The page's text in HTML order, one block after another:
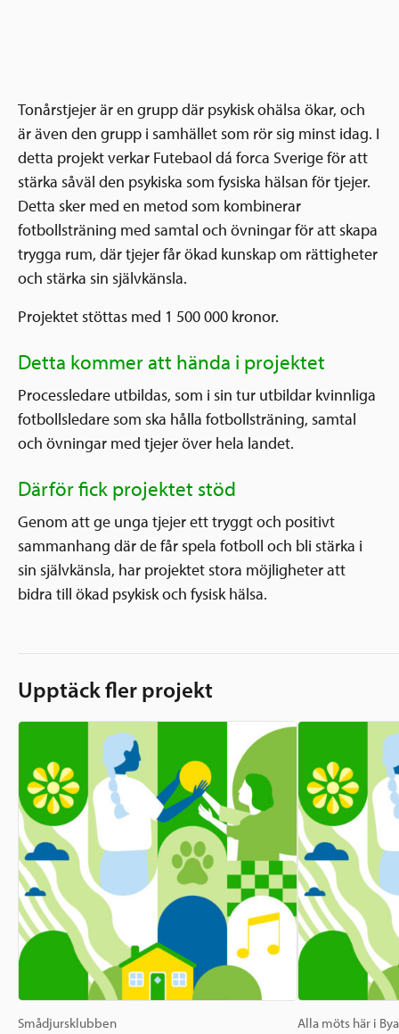
Tonårstjejer är en grupp där psykisk ohälsa ökar, och
är även den grupp i samhället som rör sig minst idag. I
detta projekt verkar Futebaol dá forca Sverige för att
stärka såväl den psykiska som fysiska hälsan för tjejer.
Detta sker med en metod som kombinerar
fotbollsträning med samtal och övningar för att skapa
trygga rum, där tjejer får ökad kunskap om rättigheter
och stärka sin självkänsla.
Projektet stöttas med 1 500 000 kronor.
Detta kommer att hända i projektet
Processledare utbildas, som i sin tur utbildar kvinnliga
fotbollsledare som ska hålla fotbollsträning, samtal
och övningar med tjejer över hela landet.
Därför fick projektet stöd
Genom att ge unga tjejer ett tryggt och positivt
sammanhang där de får spela fotboll och bli stärka i
sin självkänsla, har projektet stora möjligheter att
bidra till ökad psykisk och fysisk hälsa.
Upptäck fler projekt
Smådjursklubben Alla möts här i